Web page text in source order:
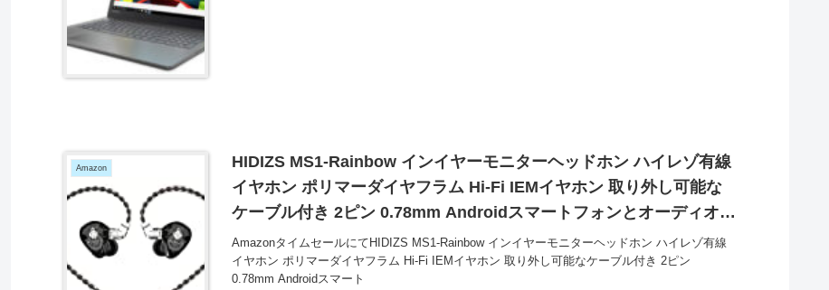
Amazon
HIDIZS MS1-Rainbow インイヤーモニターヘッドホン ハイレゾ有線
イヤホン ポリマーダイヤフラム Hi-Fi IEMイヤホン 取り外し可能な
ケーブル付き 2ピン 0.78mm Androidスマートフォンとオーディオプ
レーヤー用 が2700円とお買い得！
AmazonタイムセールにてHIDIZS MS1-Rainbow インイヤーモニターヘッドホン ハイレゾ有線
イヤホン ポリマーダイヤフラム Hi-Fi IEMイヤホン 取り外し可能なケーブル付き 2ピン
0.78mm Androidスマート